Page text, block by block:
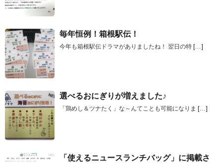
毎年恒例！箱根駅伝！
今年も箱根駅伝ドラマがありましたね！ 翌日の特 […]
選べるおにぎりが増えました♪
「鶏めし＆ツナたく」な～んてことも可能になりま […]
「使えるニュースランチバッグ」に掲載さ